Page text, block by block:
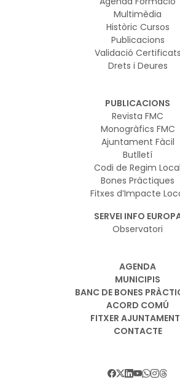
Multimèdia
Històric Cursos
Publicacions
Validació Certificats
Drets i Deures
PUBLICACIONS
Revista FMC
Monogràfics FMC
Ajuntament Fàcil
Butlletí
Codi de Regim Local
Bones Pràctiques
Fitxes d’Impacte
SERVEI INFO
Observatori
AGENDA
MUNICIPIS
BANC DE BONES
ACORD COMÚ
FITXER
CONTACTE